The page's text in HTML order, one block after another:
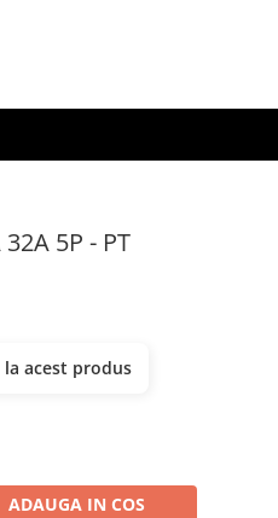
32A 5P - PT
acest produs
ADAUGA IN COS